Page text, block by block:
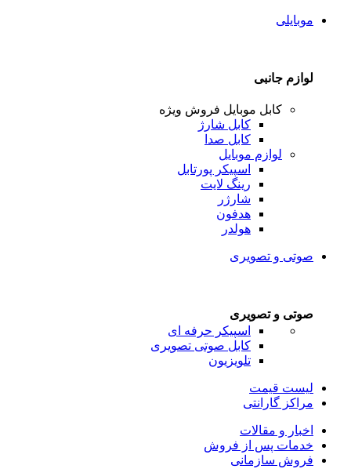
موبایلی
لوازم جانبی
کابل موبایل فروش ویژه
کابل شارژ
کابل صدا
لوازم موبایل
اسپیکر پورتابل
رینگ لایت
شارژر
هدفون
هولدر
صوتی و تصویری
صوتی و تصویری
اسپیکر حرفه ای
کابل صوتی تصویری
تلویزیون
لیست قیمت
مراکز گارانتی
اخبار و مقالات
خدمات پس از فروش
فروش سازمانی